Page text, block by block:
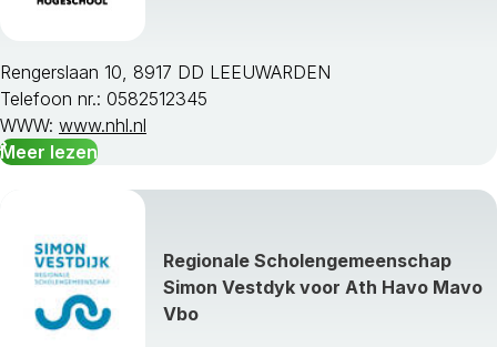
Rengerslaan 10, 8917 DD LEEUWARDEN
Telefoon nr.: 0582512345
WWW: www.nhl.nl
Meer lezen
Regionale Scholengemeenschap
Simon Vestdyk voor Ath Havo Mavo
Vbo